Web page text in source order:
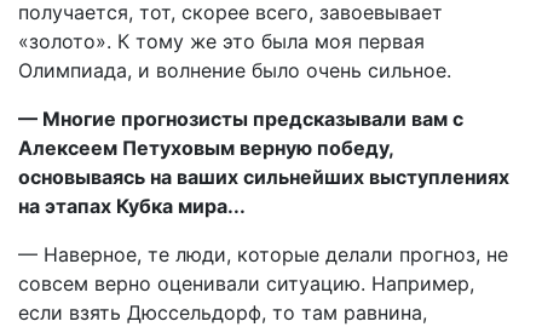
получается, тот, скорее всего, завоевывает
«золото». К тому же это была моя первая
Олимпиада, и волнение было очень сильное.
— Многие прогнозисты предсказывали вам с
Алексеем Петуховым верную победу,
основываясь на ваших сильнейших выступлениях
на этапах Кубка мира...
— Наверное, те люди, которые делали прогноз, не
совсем верно оценивали ситуацию. Например,
если взять Дюссельдорф, то там равнина,